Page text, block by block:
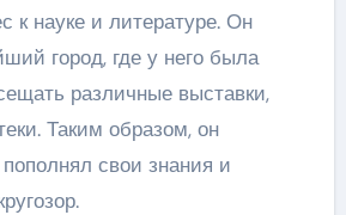
к науке и литературе. Он
город, где у него была
различные выставки,
Таким образом, он
свои знания и